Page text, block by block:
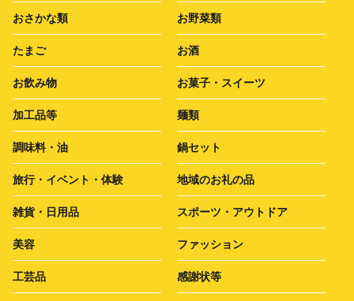
おさかな類 お野菜類
たまご お酒
お飲み物 お菓子・スイーツ
加工品等 麺類
調味料・油 鍋セット
旅行・イベント・体験 地域のお礼の品
雑貨・日用品 スポーツ・アウトドア
美容 ファッション
工芸品 感謝状等